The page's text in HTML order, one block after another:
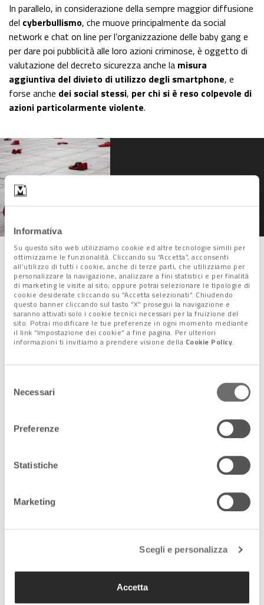
Informativa
Su questo sito web utilizziamo cookie ed altre tecnologie simili per
ottimizzarne le funzionalità. Cliccando su “Accetta”, acconsenti
all’utilizzo di tutti i cookie, anche di terze parti, che utilizziamo per
personalizzare la navigazione, analizzare a fini statistici e per finalità
di marketing le visite al sito; oppure potrai selezionare le tipologie di
cookie desiderate cliccando su "Accetta selezionati". Chiudendo
questo banner cliccando sul tasto “X” prosegui la navigazione e
saranno attivati solo i cookie tecnici necessari per la fruizione del
sito. Potrai modificare le tue preferenze in ogni momento mediante
il link “Impostazione dei cookie” a fine pagina. Per ulteriori
informazioni ti invitiamo a prendere visione della Cookie Policy.
delNecessari
Preferenze
Statistiche
Marketing
Scegli e personalizza
Accetta
In parallelo, in considerazione della sempre maggior diffusione
del cyberbullismo, che muove principalmente da social
network e chat on line per l’organizzazione delle baby gang e
per dare poi pubblicità alle loro azioni criminose, è oggetto di
valutazione del decreto sicurezza anche la misura
aggiuntiva del divieto di utilizzo degli smartphone, e
forse anche dei social stessi, per chi si è reso colpevole di
azioni particolarmente violente.
I taser
Un’ultima misura allo studio, come riportato dal Corriere della
Sera, riguarda l’intenzione del Ministero dell’Interno di
estendere l’uso del taser,la pistola elettrica già in uso
come strumento di dissuasione. Oltre a consentirne l’uso, da
rischio, si punta a inserirlotra le dotazioni di poliziotti e
anche nei comuni più piccoli, dove
spesso al momento gli agenti non dispongono dei taser.
Lascia un commento +
Tag:sicurezza